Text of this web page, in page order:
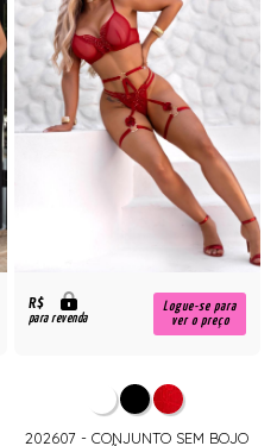
R$
para revenda
Logue-se para
ver o preço
202607 - CONJUNTO SEM BOJO